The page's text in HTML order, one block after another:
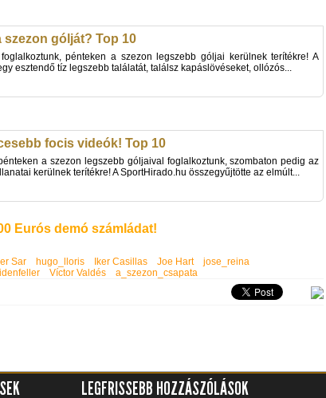
szezon gólját? Top 10
pénteken a szezon legszebb góljai kerülnek terítékre! A
esztendő tíz legszebb találatát, találsz kapáslövéseket, ollózós...
focis videók! Top 10
a szezon legszebb góljaival foglalkoztunk, szombaton pedig az
kerülnek terítékre! A SportHirado.hu összegyűjtötte az elmúlt...
Eurós demó számládat!
Sar hugo_lloris Iker Casillas Joe Hart
jose_reina
Víctor Valdés a_szezon_csapata
LEGFRISSEBB HOZZÁSZÓLÁSOK